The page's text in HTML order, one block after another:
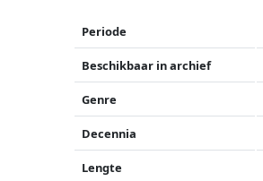
Periode
Beschikbaar in archief
Genre
Decennia
Lengte